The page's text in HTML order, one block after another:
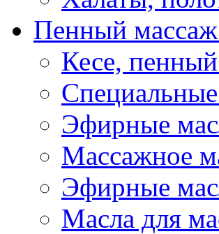
Пенный
Кесе,
Эфирные
Массажное
Эфирные
Масла для